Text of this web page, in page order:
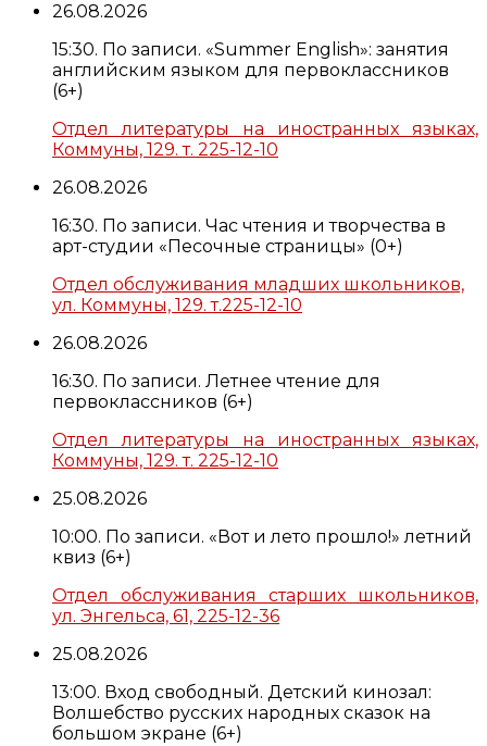
26.08.2026
15:30. По записи. «Summer English»: занятия
английским языком для первоклассников
(6+)
Отдел литературы на иностранных языках,
Коммуны, 129. т. 225-12-10
26.08.2026
16:30. По записи. Час чтения и творчества в
арт-студии «Песочные страницы» (0+)
Отдел обслуживания младших школьников,
ул. Коммуны, 129. т.225-12-10
26.08.2026
16:30. По записи. Летнее чтение для
первоклассников (6+)
Отдел литературы на иностранных языках,
Коммуны, 129. т. 225-12-10
25.08.2026
10:00. По записи. «Вот и лето прошло!» летний
квиз (6+)
Отдел обслуживания старших школьников,
ул. Энгельса, 61, 225-12-36
25.08.2026
13:00. Вход свободный. Детский кинозал:
Волшебство русских народных сказок на
большом экране (6+)